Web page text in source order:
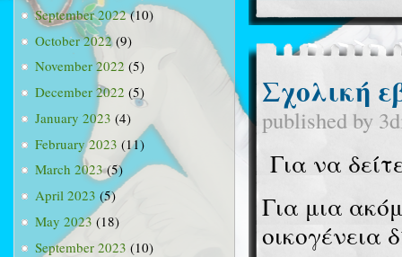
September 2022(10)
October 2022(9)
November 2022 (5)
December 2022 (5)
January 2023 (4)
February 2023 (11)
March 2023(5)
April 2023 (5)
May 2023(18)
September 2023 (10)
Σχολική
published by
Για να
Για μια
οικογένεια